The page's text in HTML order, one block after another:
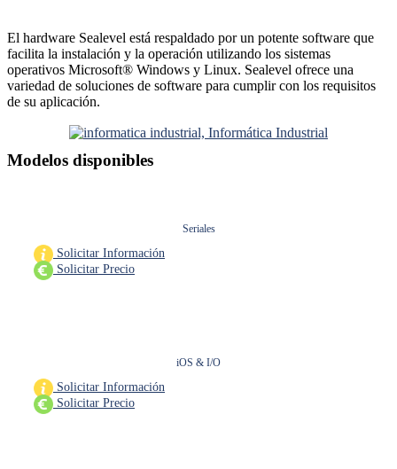
El hardware Sealevel está respaldado por un potente software que
facilita la instalación y la operación utilizando los sistemas
operativos Microsoft® Windows y Linux. Sealevel ofrece una
variedad de soluciones de software para cumplir con los requisitos
de su aplicación.
Modelos disponibles
Seriales
Solicitar Información
Solicitar Precio
iOS & I/O
Solicitar Información
Solicitar Precio